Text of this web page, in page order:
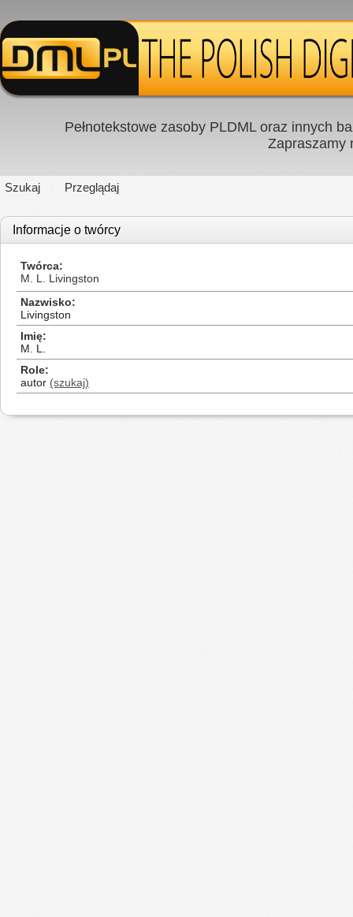
Pełnotekstowe zasoby PLDML oraz innych
Zapraszamy
Szukaj Przeglądaj
Informacje o twórcy
Twórca
M. L. Livingston
Nazwisko
Livingston
Imię
M. L.
Role
autor (szukaj)